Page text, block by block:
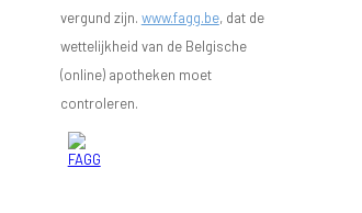
vergund zijn. www.fagg.be, dat de
wettelijkheid van de Belgische
(online) apotheken moet
controleren.